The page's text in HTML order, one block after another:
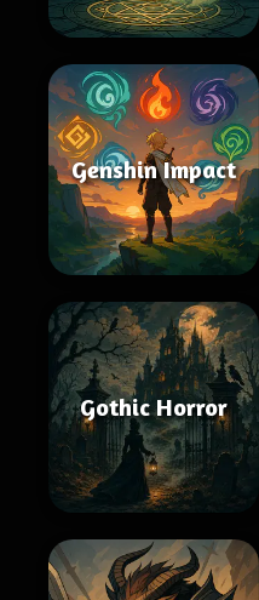
Genshin Impact
Gothic Horror